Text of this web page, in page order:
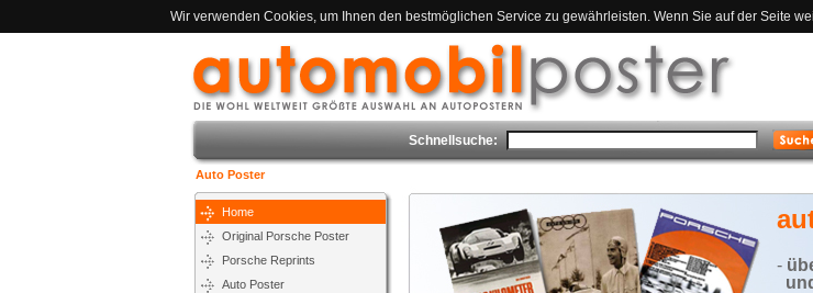
Wir verwenden Cookies, um Ihnen den bestmöglichen Service zu gewährleisten. Wenn Sie auf der Seite
Schnellsuche:
Auto Poster
Home
Original Porsche Poster
Porsche Reprints
Auto Poster
-